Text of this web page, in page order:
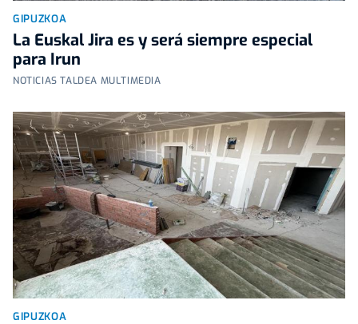
GIPUZKOA
La Euskal Jira es y será siempre especial
para Irun
NOTICIAS TALDEA MULTIMEDIA
GIPUZKOA